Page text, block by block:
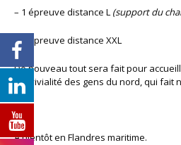
– 1 épreuve distance L (support du
– 1 épreuve distance XXL
De nouveau tout sera fait pour
convivialité des gens du nord, qui fait
A bientôt en Flandres maritime.